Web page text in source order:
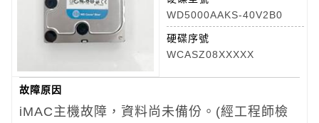
WD5000AAKS-40V2B0
硬碟序號
WCASZ08XXXXX
故障原因
iMAC主機故障，資料尚未備份。(經工程師檢